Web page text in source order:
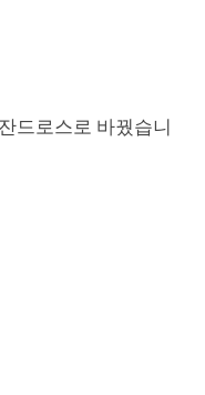
드로스로 바꿨습니